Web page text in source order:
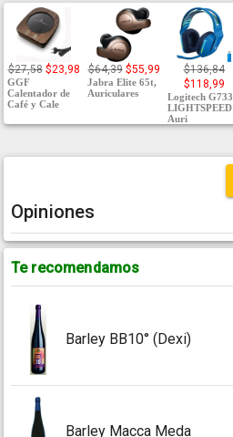
$27,58 $23,98
GGF
Calentador de
Café y Cale
$64,39 $55,99
Jabra Elite 65t,
Auriculares
$136,84
$118,99
Logitech G733
LIGHTSPEED
Auri
Opiniones
Te recomendamos
Barley BB10° (Dexi)
Barley Macca Meda